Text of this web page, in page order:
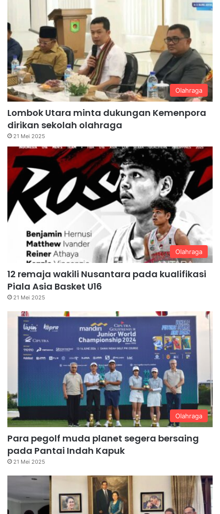
Olahraga
Lombok Utara minta dukungan Kemenpora
dirikan sekolah olahraga
21 Mei 2025
Olahraga
12 remaja wakili Nusantara pada kualifikasi
Piala Asia Basket U16
21 Mei 2025
Olahraga
Para pegolf muda planet segera bersaing
pada Pantai Indah Kapuk
21 Mei 2025